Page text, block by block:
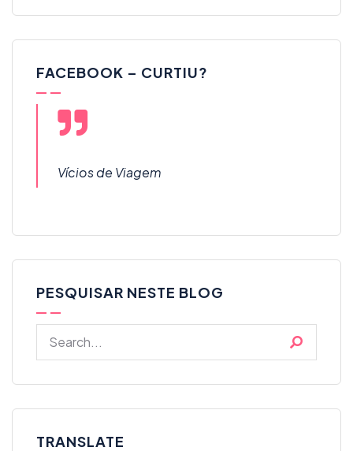
FACEBOOK – CURTIU?
Vícios de Viagem
PESQUISAR NESTE BLOG
TRANSLATE